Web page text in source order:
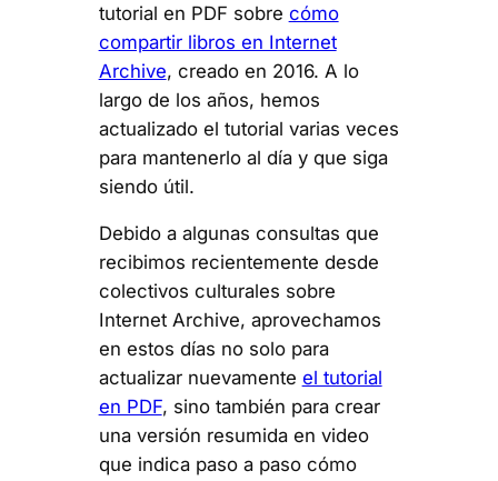
tutorial en PDF sobre cómo
compartir libros en Internet
Archive, creado en 2016. A lo
largo de los años, hemos
actualizado el tutorial varias veces
para mantenerlo al día y que siga
siendo útil.
Debido a algunas consultas que
recibimos recientemente desde
colectivos culturales sobre
Internet Archive, aprovechamos
en estos días no solo para
actualizar nuevamente el tutorial
en PDF, sino también para crear
una versión resumida en video
que indica paso a paso cómo